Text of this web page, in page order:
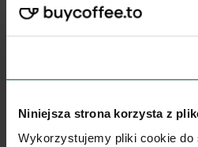
Niniejsza strona korzysta z
Wykorzystujemy pliki cookie do